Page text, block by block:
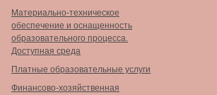
Материально-техническое
обеспечение и оснащенность
образовательного процесса.
Доступная среда
Платные образовательные услуги
Финансово-хозяйственная